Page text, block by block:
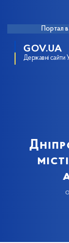
Портал
GOV.UA
Державні сайти